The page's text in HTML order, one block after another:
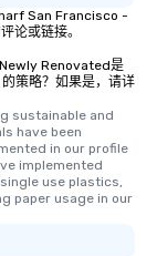
to gather and dine
experienced, and all
remember. Our one-
are special, from the
will reminisce about
leave. Location, Location, Location
One of the best
convenient and
San Francisco -
论或链接。
Renovated是
策略？如果是，请详
sustainable and
have been
in our profile
implemented
use plastics,
paper usage in our